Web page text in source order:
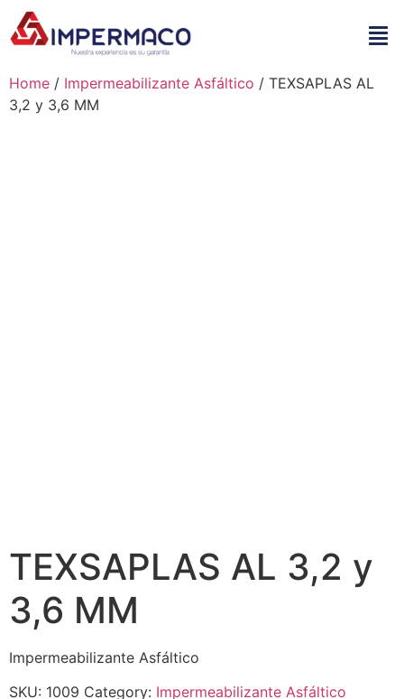
Home / Impermeabilizante Asfáltico / TEXSAPLAS AL
3,2 y 3,6 MM
TEXSAPLAS AL 3,2 y
3,6 MM
Impermeabilizante Asfáltico
SKU: 1009 Category: Impermeabilizante Asfáltico